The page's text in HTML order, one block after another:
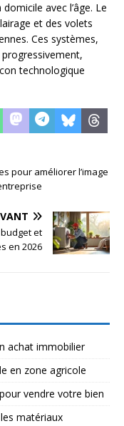
avec l’âge. Le
et des volets
Ces systèmes,
technologique
pour améliorer l’image
et
en 2026
achat immobilier
en zone agricole
vendre votre bien
matériaux